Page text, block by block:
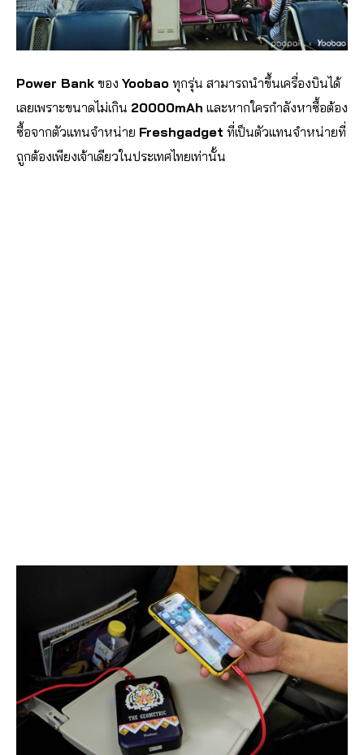
Power Bank ของ Yoobao ทุกรุ่น สามารถนำขึ้นเครื่องบินได้
เลยเพราะขนาดไม่เกิน 20000mAh และหากใครกำลังหาซื้อต้อง
ซื้อจากตัวแทนจำหน่าย Freshgadget ที่เป็นตัวแทนจำหน่ายที่
ถูกต้องเพียงเจ้าเดียวในประเทศไทยเท่านั้น